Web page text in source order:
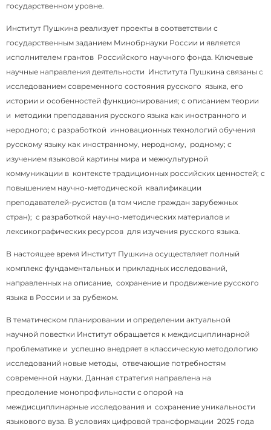
государственном уровне.
Институт Пушкина реализует проекты в соответствии с
государственным заданием Минобрнауки России и является
исполнителем грантов Российского научного фонда. Ключевые
научные направления деятельности Института Пушкина связаны с
исследованием современного состояния русского языка, его
истории и особенностей функционирования; с описанием теории
и методики преподавания русского языка как иностранного и
неродного; с разработкой инновационных технологий обучения
русскому языку как иностранному, неродному, родному; с
изучением языковой картины мира и межкультурной
коммуникации в контексте традиционных российских ценностей; с
повышением научно-методической квалификации
преподавателей-русистов (в том числе граждан зарубежных
стран); с разработкой научно-методических материалов и
лексикографических ресурсов для изучения русского языка.
В настоящее время Институт Пушкина осуществляет полный
комплекс фундаментальных и прикладных исследований,
направленных на описание, сохранение и продвижение русского
языка в России и за рубежом.
В тематическом планировании и определении актуальной
научной повестки Институт обращается к междисциплинарной
проблематике и успешно внедряет в классическую методологию
исследований новые методы, отвечающие потребностям
современной науки. Данная стратегия направлена на
преодоление монопрофильности с опорой на
междисциплинарные исследования и сохранение уникальности
языкового вуза. В условиях цифровой трансформации 2025 года